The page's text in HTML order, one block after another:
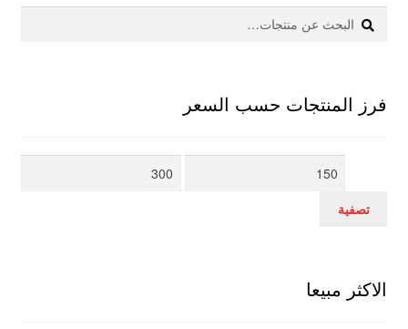
البحث
عن:
بحث
فرز المنتجات حسب السعر
أدنى
أعلى
تصفية
الاكثر مبيعا